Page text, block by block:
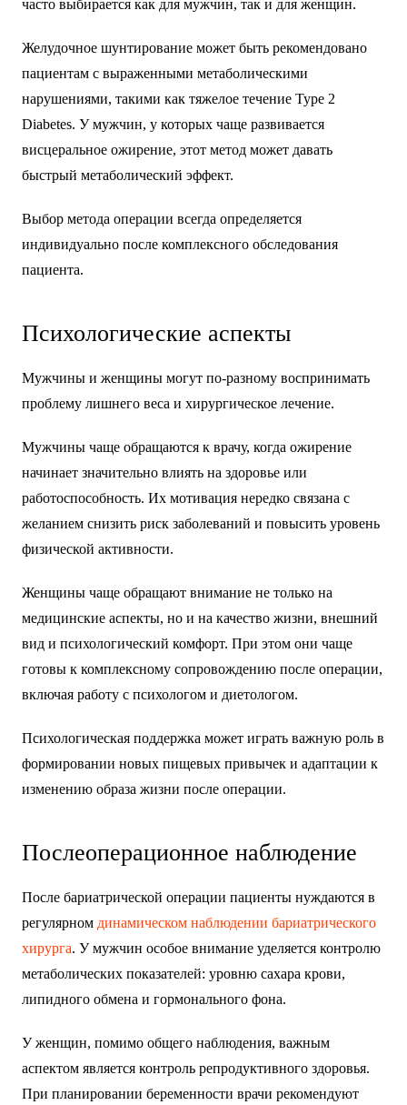
часто выбирается как для мужчин, так и для женщин.
Желудочное шунтирование может быть рекомендовано
пациентам с выраженными метаболическими
нарушениями, такими как тяжелое течение Type 2
Diabetes. У мужчин, у которых чаще развивается
висцеральное ожирение, этот метод может давать
быстрый метаболический эффект.
Выбор метода операции всегда определяется
индивидуально после комплексного обследования
пациента.
Психологические аспекты
Мужчины и женщины могут по-разному воспринимать
проблему лишнего веса и хирургическое лечение.
Мужчины чаще обращаются к врачу, когда ожирение
начинает значительно влиять на здоровье или
работоспособность. Их мотивация нередко связана с
желанием снизить риск заболеваний и повысить уровень
физической активности.
Женщины чаще обращают внимание не только на
медицинские аспекты, но и на качество жизни, внешний
вид и психологический комфорт. При этом они чаще
готовы к комплексному сопровождению после операции,
включая работу с психологом и диетологом.
Психологическая поддержка может играть важную роль в
формировании новых пищевых привычек и адаптации к
изменению образа жизни после операции.
Послеоперационное наблюдение
После бариатрической операции пациенты нуждаются в
регулярном динамическом наблюдении бариатрического
хирурга. У мужчин особое внимание уделяется контролю
метаболических показателей: уровню сахара крови,
липидного обмена и гормонального фона.
У женщин, помимо общего наблюдения, важным
аспектом является контроль репродуктивного здоровья.
При планировании беременности врачи рекомендуют